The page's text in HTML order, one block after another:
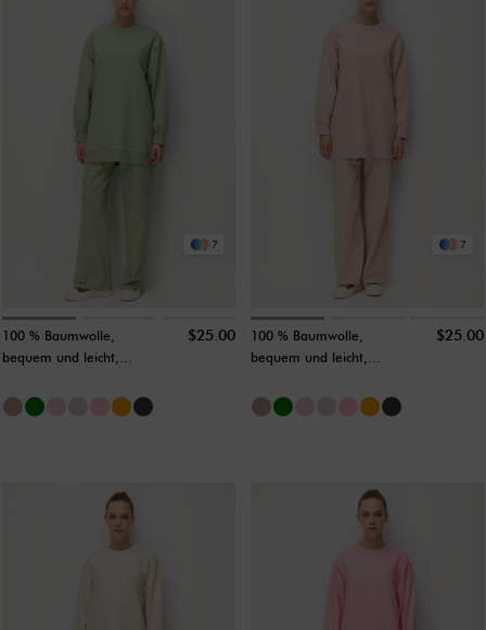
7
100 % Baumwolle,
bequem und leicht,
Clutch, zartes Grün
$25.00
7
100 % Baumwolle,
bequem und leicht,
Clutch, zartes
Puderrosa
$25.00